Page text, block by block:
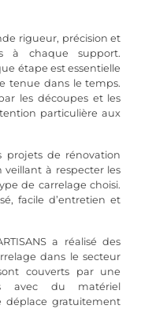
rigueur, précision et
à chaque support.
étape est essentielle
tenue dans le temps.
les découpes et les
particulière aux
projets de rénovation
veillant à respecter les
de carrelage choisi.
facile d’entretien et
a réalisé des
dans le secteur
couverts par une
avec du matériel
déplace gratuitement